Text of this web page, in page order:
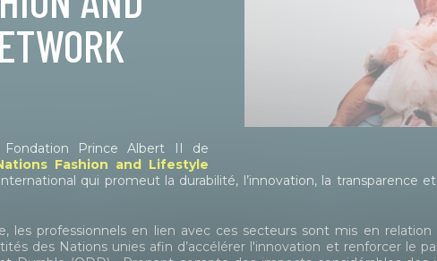
Fondation Prince Albert II de
Fashion and Lifestyle
qui promeut la durabilité, l’innovation, la transparence
les professionnels en lien avec ces secteurs sont mis en
des Nations unies afin d’accélérer l'innovation et renforcer le